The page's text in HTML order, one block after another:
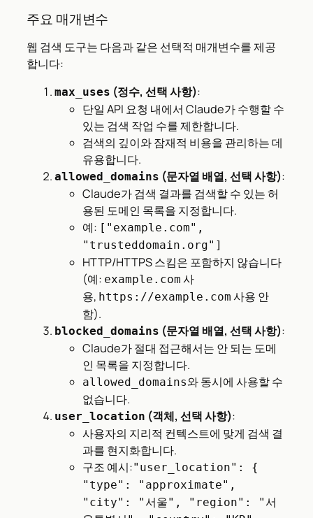
주요 매개변수
웹 검색 도구는 다음과 같은 선택적 매개변수를 제공
합니다:
max_uses (정수, 선택 사항):
단일 API 요청 내에서 Claude가 수행할 수
있는 검색 작업 수를 제한합니다.
검색의 깊이와 잠재적 비용을 관리하는 데
유용합니다.
allowed_domains (문자열 배열, 선택 사항):
Claude가 검색 결과를 검색할 수 있는 허
용된 도메인 목록을 지정합니다.
예: ["example.com",
"trusteddomain.org"]
HTTP/HTTPS 스킴은 포함하지 않습니다
(예: example.com 사
용, https://example.com 사용 안
함).
blocked_domains (문자열 배열, 선택 사항):
Claude가 절대 접근해서는 안 되는 도메
인 목록을 지정합니다.
allowed_domains와 동시에 사용할 수
없습니다.
user_location (객체, 선택 사항):
사용자의 지리적 컨텍스트에 맞게 검색 결
과를 현지화합니다.
구조 예시:"user_location": {
"type": "approximate",
"city": "서울", "region": "서